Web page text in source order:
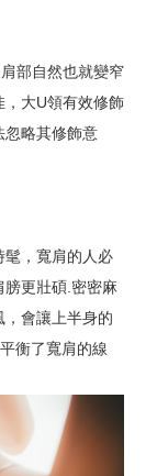
部自然也就變窄
，大U領有效修飾
忽略其修飾意
髦，寬肩的人必
更壯碩.密密麻
會讓上半身的
衡了寬肩的線